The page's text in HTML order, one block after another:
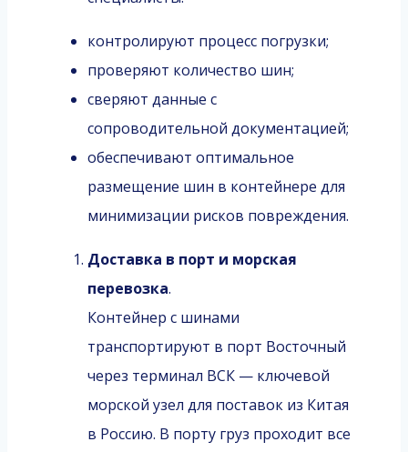
контролируют процесс погрузки;
проверяют количество шин;
сверяют данные с
сопроводительной документацией;
обеспечивают оптимальное
размещение шин в контейнере для
минимизации рисков повреждения.
Доставка в порт и морская
перевозка.
Контейнер с шинами
транспортируют в порт Восточный
через терминал ВСК — ключевой
морской узел для поставок из Китая
в Россию. В порту груз проходит все